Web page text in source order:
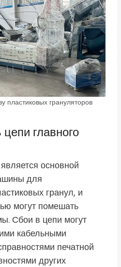
пластиковых грануляторов
главного
основной
для
гранул, и
могут помешать
Сбои в цепи могут
кабельными
печатной
других